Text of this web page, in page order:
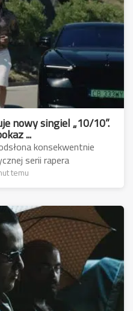
nowy singiel „10/10”.
...
konsekwentnie
serii rapera
temu